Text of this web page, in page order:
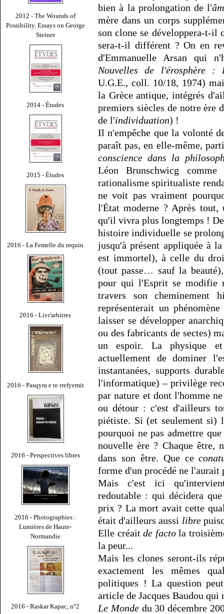
2012 - The Wounds of
Possibility. Essays on George
Steiner
2014 - Études
2015 - Études
2016 - La Femelle du requin
2016 - Livr'arbitres
2016 - Pasqyra e te rrefyemit
2016 - Perspectives libres
2016 - Photographies :
Lumières de Haute-
Normandie
2016 - Raskar Kapac, n°2
bien à la prolongation de l'
mère dans un corps
son clone se développera-t-il
sera-t-il différent ? On en
d'Emmanuelle Arsan qui
Nouvelles de l'érosphère :
U.G.E., coll. 10/18, 1974)
la Grèce antique, intégrés
premiers siècles de notre ère
de l'individuation) !
Il n'empêche que la volonté
paraît pas, en elle-même,
conscience dans la
Léon Brunschwicg
rationalisme spiritualiste
ne voit pas vraiment
l'État moderne ? Après tout,
qu'il vivra plus longtemps !
histoire individuelle se
jusqu'à présent appliquée à
est immortel), à celle du
(tout passe… sauf la
pour qui l'Esprit se modifie
travers son cheminement
représenterait un
laisser se développer
ou des fabricants de sectes)
un espoir. La physique et
actuellement de dominer
instantanées, supports
l'informatique) – privilège
par nature et dont l'homme
ou détour : c'est d'ailleurs
piétiste. Si (et seulement si)
pourquoi ne pas admettre
nouvelle ère ? Chaque être,
dans son être. Que ce
forme d'un procédé ne l'aurait
Mais c'est ici
redoutable : qui décidera
prix ? La mort avait cette
était d'ailleurs aussi libre
Elle créaitde factola
la peur...
Mais les clones seront-ils
exactement les mêmes
politiques ! La question
article de Jacques Baudou qui
Le Mondedu 30 décembre